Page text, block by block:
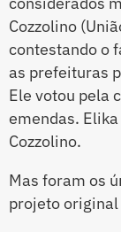
Cozzolino
contestando o
as prefeituras
Ele votou pela
emendas.
Cozzolino.
Mas foram os
projeto